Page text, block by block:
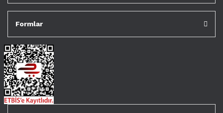
Formlar